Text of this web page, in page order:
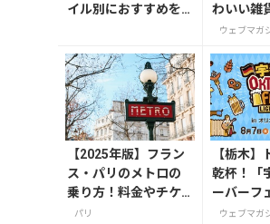
イル別におすすめを
わいい雑
メを紹介
ウェブマガ
【2025年版】フラン
ス・パリのメトロの
乗り方！料金やチケ
ットの種類、注意点
パリ
【栃木】
乾杯！「
ーバーフ
2026」が
ウェブマガ